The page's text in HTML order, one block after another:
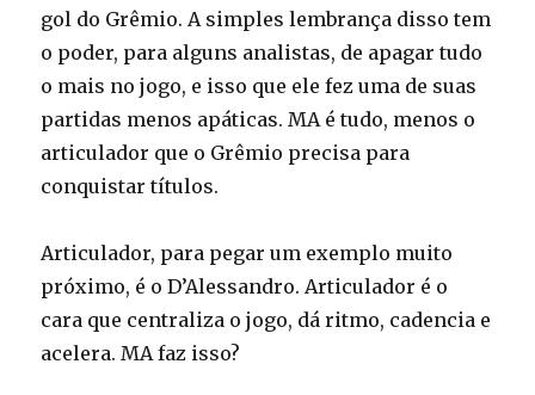
gol do Grêmio. A simples lembrança disso tem
o poder, para alguns analistas, de apagar tudo
o mais no jogo, e isso que ele fez uma de suas
partidas menos apáticas. MA é tudo, menos o
articulador que o Grêmio precisa para
conquistar títulos.
Articulador, para pegar um exemplo muito
próximo, é o D’Alessandro. Articulador é o
cara que centraliza o jogo, dá ritmo, cadencia e
acelera. MA faz isso?